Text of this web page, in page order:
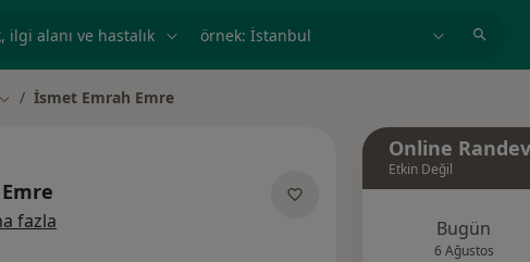
örnek: İstanbul
Şehir değiştir
İsmet Emrah Emre
fazla
Online
Etkin Değil
Bugün
6 Ağustos